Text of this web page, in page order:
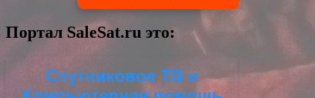
Портал SaleSat.ru это:
Спутниковое ТВ и